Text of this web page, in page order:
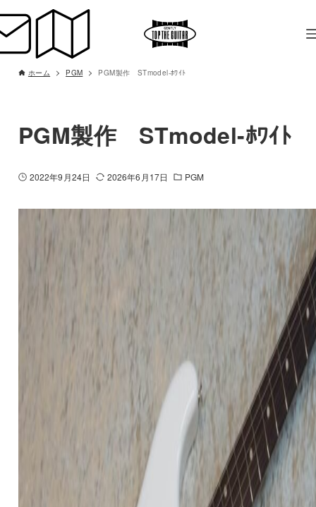
ホーム PGM PGM製作 STmodel-ﾎﾜｲﾄ
PGM製作 STmodel-ﾎﾜｲﾄ
2022年9月24日 2026年6月17日 PGM